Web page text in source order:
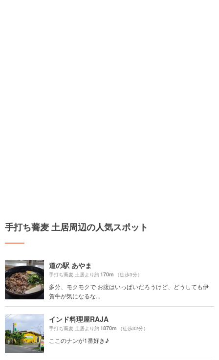
手打ち蕎麦 土居周辺の人気スポット
道の駅 あやま
手打ち蕎麦 土居より約170m （徒歩3分）
多分、モクモクで お腹はいっぱいだろうけど、どうしても伊
賀牛が気になるな...
インド料理屋RAJA
手打ち蕎麦 土居より約1870m （徒歩32分）
ここのナンが1番好き♪